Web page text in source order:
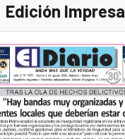
Edición Impresa